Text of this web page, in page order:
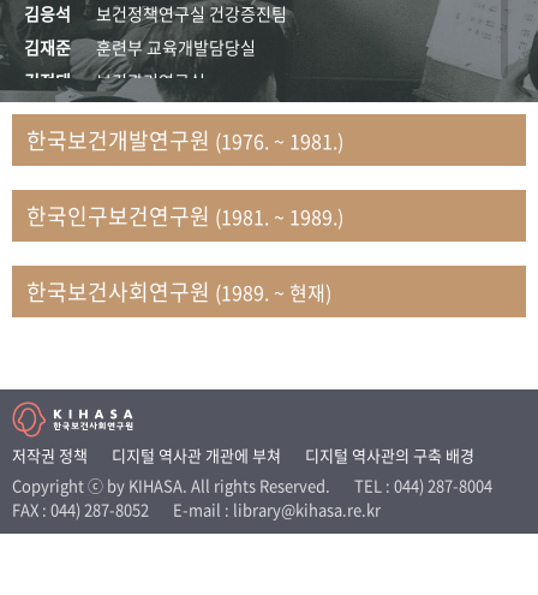
50+1주년 기념
성과 50선 숫자로 보는 50년
세계와 함께 한 KIHASA
VR 역사관
김응석
보건정책연구실 건강증진팀
김재준
훈련부 교육개발담당실
김정태
보건관리연구실
김지자
연구부 사회개발담당실
김태룡
조사평가부 연구과
문현상
가족복지연구실 인구가족연구팀
박인화
보건정책연구실
박재빈
연구부 인구역학담당실
변종화
보건정책연구실 건강증진팀
송건용
보건정책연구실
송태민
정보통계연구실 빅데이터연구센터
신희설
사업개발부 국제협력연구실
이규식
의료보험연구실
이문기
훈련부
한국보건개발연구원 (1976. ~ 1981.)
한국인구보건연구원 (1981. ~ 1989.)
한국보건사회연구원 (1989. ~ 현재)
저작권 정책 디지털 역사관 개관에 부쳐
디지털 역사관의 구축 배경
Copyright ⓒ by KIHASA. All rights Reserved.
TEL : 044) 287-8004
FAX : 044) 287-8052
E-mail : library@kihasa.re.kr